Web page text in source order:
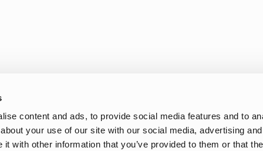
content and ads, to provide social media features and to
your use of our site with our social media, advertising
with other information that you’ve provided to them or that
variété de couleurs, de tailles et de motifs afin que chaque enfant
et se portent aussi bien en forêt que sur l’aire de jeux.
jouer dehors en toute liberté.